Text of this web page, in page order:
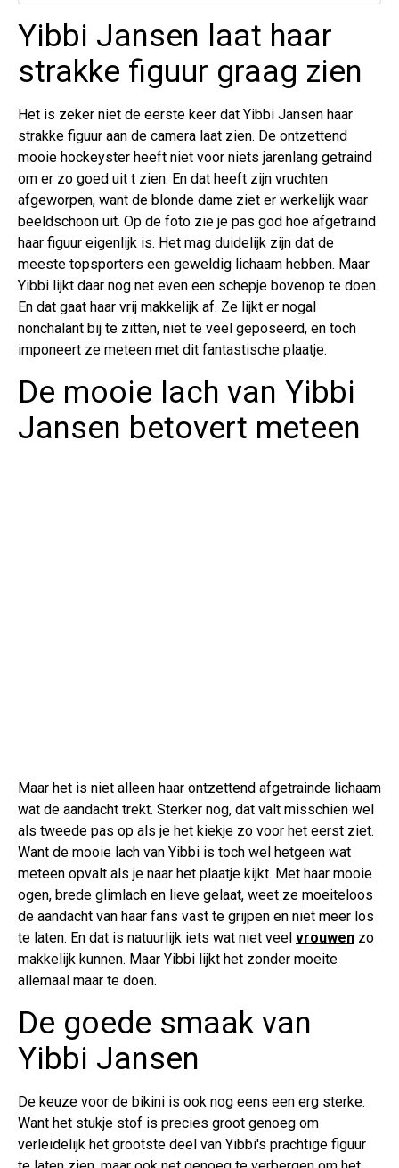
Yibbi Jansen laat haar
strakke figuur graag zien
Het is zeker niet de eerste keer dat Yibbi Jansen haar
strakke figuur aan de camera laat zien. De ontzettend
mooie hockeyster heeft niet voor niets jarenlang getraind
om er zo goed uit t zien. En dat heeft zijn vruchten
afgeworpen, want de blonde dame ziet er werkelijk waar
beeldschoon uit. Op de foto zie je pas god hoe afgetraind
haar figuur eigenlijk is. Het mag duidelijk zijn dat de
meeste topsporters een geweldig lichaam hebben. Maar
Yibbi lijkt daar nog net even een schepje bovenop te doen.
En dat gaat haar vrij makkelijk af. Ze lijkt er nogal
nonchalant bij te zitten, niet te veel geposeerd, en toch
imponeert ze meteen met dit fantastische plaatje.
De mooie lach van Yibbi
Jansen betovert meteen
Maar het is niet alleen haar ontzettend afgetrainde lichaam
wat de aandacht trekt. Sterker nog, dat valt misschien wel
als tweede pas op als je het kiekje zo voor het eerst ziet.
Want de mooie lach van Yibbi is toch wel hetgeen wat
meteen opvalt als je naar het plaatje kijkt. Met haar mooie
ogen, brede glimlach en lieve gelaat, weet ze moeiteloos
de aandacht van haar fans vast te grijpen en niet meer los
te laten. En dat is natuurlijk iets wat niet veel vrouwen zo
makkelijk kunnen. Maar Yibbi lijkt het zonder moeite
allemaal maar te doen.
De goede smaak van
Yibbi Jansen
De keuze voor de bikini is ook nog eens een erg sterke.
Want het stukje stof is precies groot genoeg om
verleidelijk het grootste deel van Yibbi's prachtige figuur